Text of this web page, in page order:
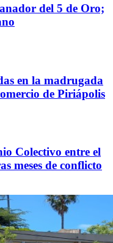
del 5 de Oro;
en la madrugada
de Piriápolis
Colectivo entre el
meses de conflicto